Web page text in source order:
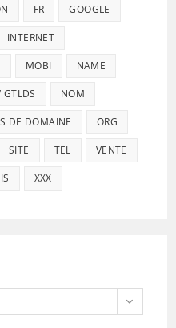
FR GOOGLE
INTERNET
MOBI NAME
GTLDS NOM
DE DOMAINE ORG
SITE TEL VENTE
XXX